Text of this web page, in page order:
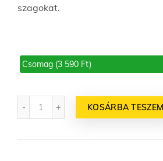
szagokat.
Csomag (3 590 Ft)
Mennyiség
KOSÁRBA TESZEM